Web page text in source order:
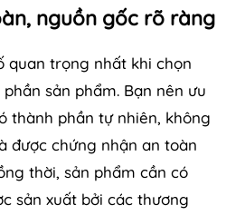
nguồn gốc rõ ràng
quan trọng nhất khi chọn
sản phẩm. Bạn nên ưu
thành phần tự nhiên, không
được chứng nhận an toàn
thời, sản phẩm cần có
sản xuất bởi các thương